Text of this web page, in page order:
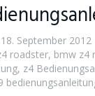
18. September 2012
roadster, bmw z4
, z4